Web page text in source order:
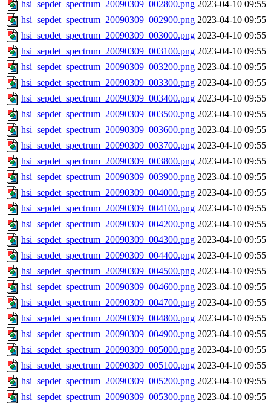
hsi_sepdet_spectrum_20090309_002800.png 2023-04-10 09:55
hsi_sepdet_spectrum_20090309_002900.png 2023-04-10 09:55
hsi_sepdet_spectrum_20090309_003000.png 2023-04-10 09:55
hsi_sepdet_spectrum_20090309_003100.png 2023-04-10 09:55
hsi_sepdet_spectrum_20090309_003200.png 2023-04-10 09:55
hsi_sepdet_spectrum_20090309_003300.png 2023-04-10 09:55
hsi_sepdet_spectrum_20090309_003400.png 2023-04-10 09:55
hsi_sepdet_spectrum_20090309_003500.png 2023-04-10 09:55
hsi_sepdet_spectrum_20090309_003600.png 2023-04-10 09:55
hsi_sepdet_spectrum_20090309_003700.png 2023-04-10 09:55
hsi_sepdet_spectrum_20090309_003800.png 2023-04-10 09:55
hsi_sepdet_spectrum_20090309_003900.png 2023-04-10 09:55
hsi_sepdet_spectrum_20090309_004000.png 2023-04-10 09:55
hsi_sepdet_spectrum_20090309_004100.png 2023-04-10 09:55
hsi_sepdet_spectrum_20090309_004200.png 2023-04-10 09:55
hsi_sepdet_spectrum_20090309_004300.png 2023-04-10 09:55
hsi_sepdet_spectrum_20090309_004400.png 2023-04-10 09:55
hsi_sepdet_spectrum_20090309_004500.png 2023-04-10 09:55
hsi_sepdet_spectrum_20090309_004600.png 2023-04-10 09:55
hsi_sepdet_spectrum_20090309_004700.png 2023-04-10 09:55
hsi_sepdet_spectrum_20090309_004800.png 2023-04-10 09:55
hsi_sepdet_spectrum_20090309_004900.png 2023-04-10 09:55
hsi_sepdet_spectrum_20090309_005000.png 2023-04-10 09:55
hsi_sepdet_spectrum_20090309_005100.png 2023-04-10 09:55
hsi_sepdet_spectrum_20090309_005200.png 2023-04-10 09:55
hsi_sepdet_spectrum_20090309_005300.png 2023-04-10 09:55